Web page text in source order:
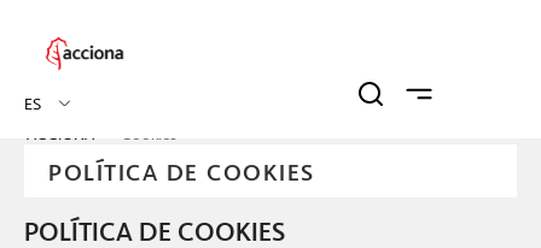
ES
POLÍTICA DE COOKIES
POLÍTICA DE COOKIES